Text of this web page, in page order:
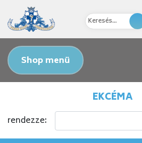
Shop menü
EKCÉMA
rendezze: